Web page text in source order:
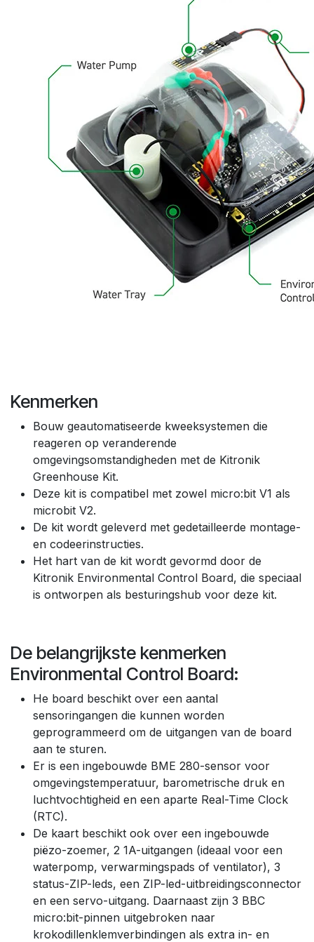
Kenmerken
Bouw geautomatiseerde kweeksystemen die
reageren op veranderende
omgevingsomstandigheden met de Kitronik
Greenhouse Kit.
Deze kit is compatibel met zowel micro:bit V1 als
microbit V2.
De kit wordt geleverd met gedetailleerde montage-
en codeerinstructies.
Het hart van de kit wordt gevormd door de
Kitronik Environmental Control Board, die speciaal
is ontworpen als besturingshub voor deze kit.
De belangrijkste kenmerken
Environmental Control Board:
He board beschikt over een aantal
sensoringangen die kunnen worden
geprogrammeerd om de uitgangen van de board
aan te sturen.
Er is een ingebouwde BME 280-sensor voor
omgevingstemperatuur, barometrische druk en
luchtvochtigheid en een aparte Real-Time Clock
(RTC).
De kaart beschikt ook over een ingebouwde
piëzo-zoemer, 2 1A-uitgangen (ideaal voor een
waterpomp, verwarmingspads of ventilator), 3
status-ZIP-leds, een ZIP-led-uitbreidingsconnector
en een servo-uitgang. Daarnaast zijn 3 BBC
micro:bit-pinnen uitgebroken naar
krokodillenklemverbindingen als extra in- en